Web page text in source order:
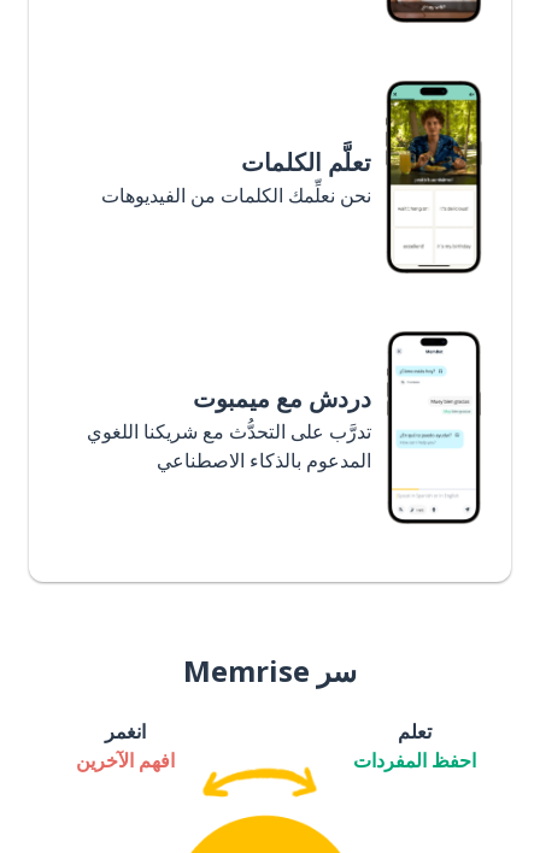
تعلَّم الكلمات
نحن نعلِّمك الكلمات من الفيديوهات
دردش مع ميمبوت
تدرَّب على التحدُّث مع شريكنا اللغوي
المدعوم بالذكاء الاصطناعي
سر Memrise
تعلم
احفظ المفردات
انغمر
افهم الآخرين